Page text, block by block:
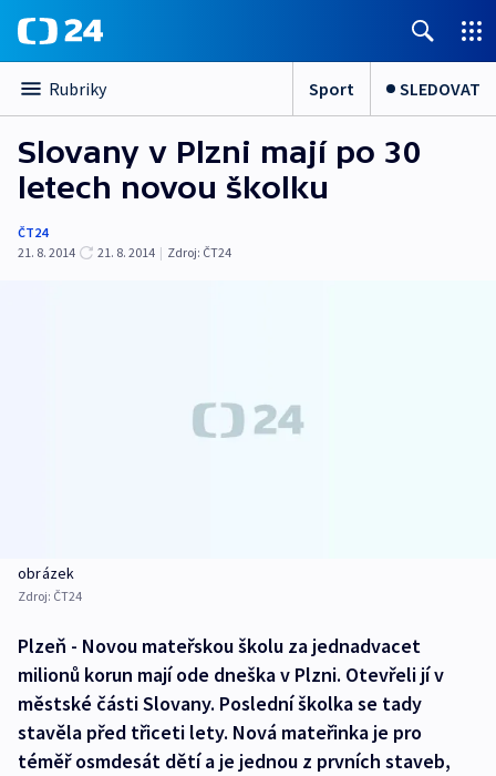
Rubriky Sport SLEDOVAT
Slovany v Plzni mají po 30
letech novou školku
ČT24
21. 8. 2014
21. 8. 2014 | Zdroj: ČT24
obrázek
Zdroj: ČT24
Plzeň - Novou mateřskou školu za jednadvacet
milionů korun mají ode dneška v Plzni. Otevřeli jí v
městské části Slovany. Poslední školka se tady
stavěla před třiceti lety. Nová mateřinka je pro
téměř osmdesát dětí a je jednou z prvních staveb,